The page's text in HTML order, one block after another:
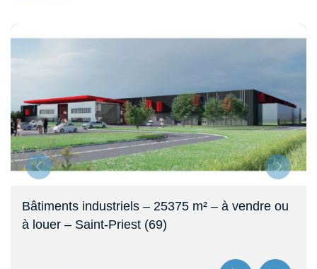
Bâtiments industriels – 25375 m² – à vendre ou
à louer – Saint-Priest (69)